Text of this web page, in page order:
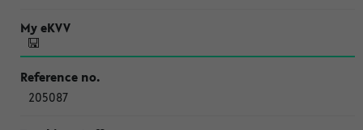
205087